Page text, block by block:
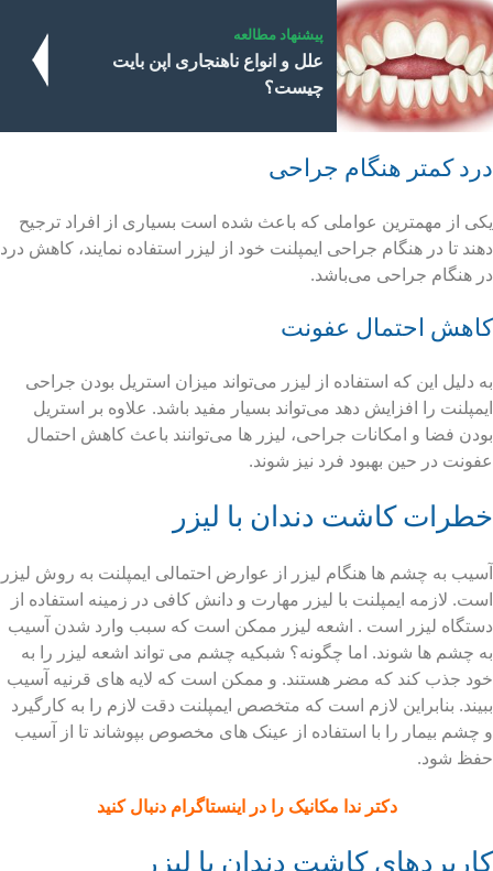
پیشنهاد مطالعه
علل و انواع ناهنجاری اپن بایت
چیست؟
درد کمتر هنگام جراحی
یکی از مهمترین عواملی که باعث شده است بسیاری از افراد ترجیح
دهند تا در هنگام جراحی ایمپلنت خود از لیزر استفاده نمایند، کاهش درد
در هنگام جراحی می‌باشد.
کاهش احتمال عفونت
به دلیل این که استفاده از لیزر می‌تواند میزان استریل بودن جراحی
ایمپلنت را افزایش دهد می‌تواند بسیار مفید باشد. علاوه بر استریل
بودن فضا و امکانات جراحی، لیزر ها می‌توانند باعث کاهش احتمال
عفونت در حین بهبود فرد نیز شوند.
خطرات کاشت دندان با لیزر
آسیب به چشم ها هنگام لیزر از عوارض احتمالی ایمپلنت به روش لیزر
است. لازمه ایمپلنت با لیزر مهارت و دانش کافی در زمینه استفاده از
دستگاه لیزر است . اشعه لیزر ممکن است که سبب وارد شدن آسیب
به چشم ها شوند. اما چگونه؟ شبکیه چشم می تواند اشعه لیزر را به
خود جذب کند که مضر هستند. و ممکن است که لایه های قرنیه آسیب
ببیند. بنابراین لازم است که متخصص ایمپلنت دقت لازم را به کارگیرد
و چشم بیمار را با استفاده از عینک های مخصوص بپوشاند تا از آسیب
حفظ شود.
دکتر ندا مکانیک را در اینستاگرام دنبال کنید
کاربردهای کاشت دندان با لیزر